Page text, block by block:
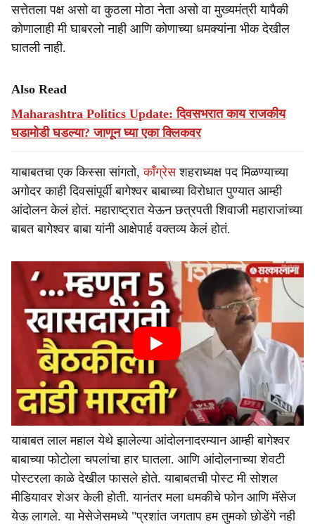
सत्तेतला पक्ष असो वा कुठला मोठा नेता असो वा मुख्यमंत्री यापैकी
कोणालाही मी घाबरलो नाही आणि कोणाच्या धमक्यांना भीक देखील
घातली नाही.
Also Read
Maharashtra Politics Update: दिवसभरात काय राजकीय
घडामोडी घडल्या? जाणून घ्या एका क्लिकवर
याबाबतचा एक किस्सा सांगतो,काँग्रेसशहराध्यक्ष पद मिळण्याच्या
अगोदर काही दिवसांपूर्वी बागेश्वर बाबाच्या विरोधात पुण्यात आम्ही
आंदोलन केलं होतं. महाराष्ट्रात येऊन छत्रपती शिवाजी महाराजांच्या
बाबत बागेश्वर बाबा यांनी आक्षेपार्ह वक्तव्य केलं होतं.
याबाबत लाल महाल येथे झालेल्या आंदोलनादरम्यान आम्ही बागेश्वर
बाबाच्या फोटोला चपलांचा हार घातला. आणि आंदोलनाच्या शेवटी
पोस्टरला काळे देखील फासले होते. याबाबतची पोस्ट मी सोशल
मीडियावर शेअर केली होती. यानंतर मला धमकीचे फोन आणि मॅसेज
येऊ लागले. या मेसेजेसमध्ये "प्रशांत जगताप हम तुमको छोडेंगे नही